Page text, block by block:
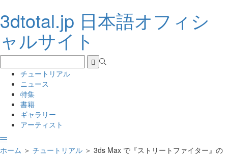
3dtotal.jp 日本語オフィシ
ャルサイト
チュートリアル
ニュース
特集
書籍
ギャラリー
アーティスト
ホーム ＞ チュートリアル ＞ 3ds Max で『ストリートファイター』の